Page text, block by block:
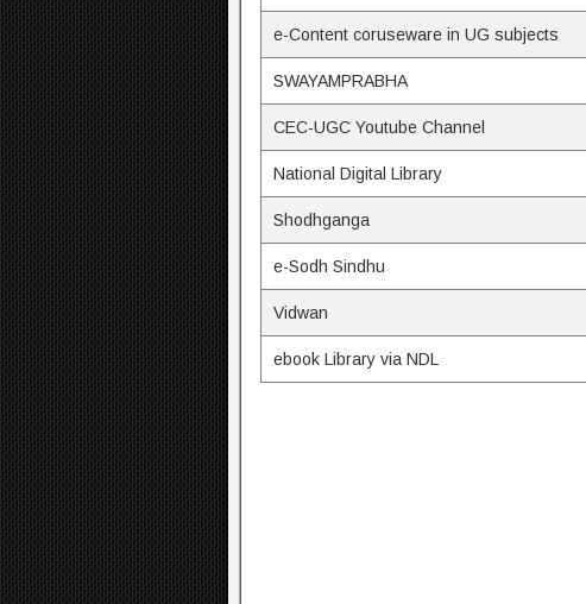
e-Content coruseware in UG subjects
SWAYAMPRABHA
CEC-UGC Youtube Channel
National Digital Library
Shodhganga
e-Sodh Sindhu
Vidwan
ebook Library via NDL